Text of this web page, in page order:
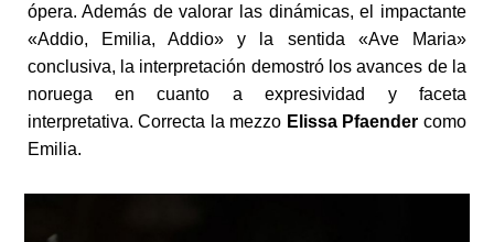
ópera. Además de valorar las dinámicas, el impactante
«Addio, Emilia, Addio» y la sentida «Ave Maria»
conclusiva, la interpretación demostró los avances de la
noruega en cuanto a expresividad y faceta
interpretativa. Correcta la mezzo Elissa Pfaender como
Emilia.